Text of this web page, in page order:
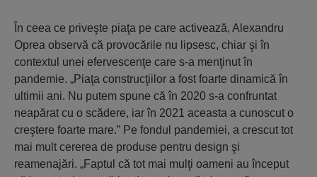
În ceea ce priveşte piaţa pe care activează, Alexandru
Oprea observă că provocările nu lipsesc, chiar şi în
contextul unei efervescenţe care s-a menţinut în
pandemie. „Piaţa construcţiilor a fost foarte dinamică în
ultimii ani. Nu putem spune că în 2020 s-a confruntat
neapărat cu o scădere, iar în 2021 aceasta a cunoscut o
creştere foarte mare.” Pe fondul pandemiei, a crescut tot
mai mult cererea de produse pentru design şi
reamenajări. „Faptul că tot mai mulţi oameni au început